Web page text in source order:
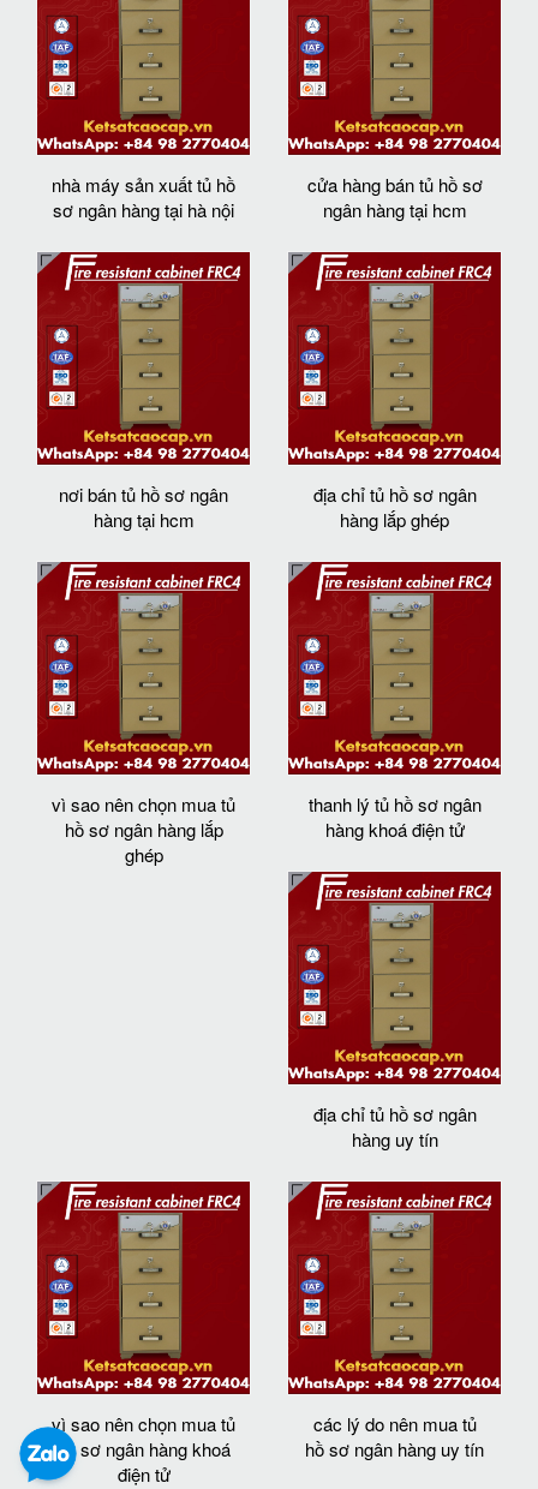
nhà máy sản xuất tủ hồ
sơ ngân hàng tại hà nội
cửa hàng bán tủ hồ sơ
ngân hàng tại hcm
nơi bán tủ hồ sơ ngân
hàng tại hcm
địa chỉ tủ hồ sơ ngân
hàng lắp ghép
vì sao nên chọn mua tủ
hồ sơ ngân hàng lắp
ghép
thanh lý tủ hồ sơ ngân
hàng khoá điện tử
địa chỉ tủ hồ sơ ngân
hàng uy tín
vì sao nên chọn mua tủ
hồ sơ ngân hàng khoá
điện tử
các lý do nên mua tủ
hồ sơ ngân hàng uy tín